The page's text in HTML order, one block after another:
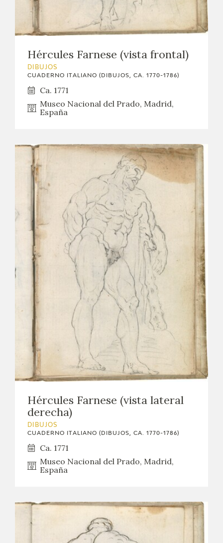
Hércules Farnese (vista frontal)
DIBUJOS
CUADERNO ITALIANO (DIBUJOS, CA. 1770-1786)
Ca. 1771
Museo Nacional del Prado, Madrid,
España
Hércules Farnese (vista lateral
derecha)
DIBUJOS
CUADERNO ITALIANO (DIBUJOS, CA. 1770-1786)
Ca. 1771
Museo Nacional del Prado, Madrid,
España